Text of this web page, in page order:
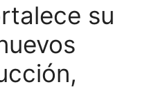
su